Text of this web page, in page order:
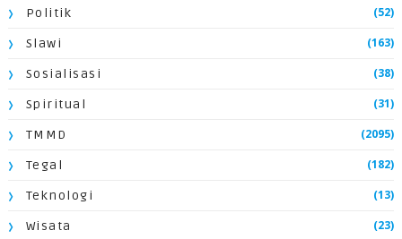
Politik (52)
Slawi (163)
Sosialisasi (38)
Spiritual (31)
TMMD (2095)
Tegal (182)
Teknologi (13)
Wisata (23)